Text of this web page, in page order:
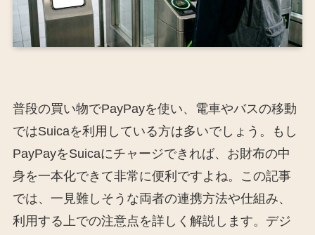
普段の買い物でPayPayを使い、電車やバスの移動
ではSuicaを利用している方は多いでしょう。もし
PayPayをSuicaにチャージできれば、お財布の中
身を一本化できて非常に便利ですよね。この記事
では、一見難しそうな両者の連携方法や仕組み、
利用する上での注意点を詳しく解説します。デジ